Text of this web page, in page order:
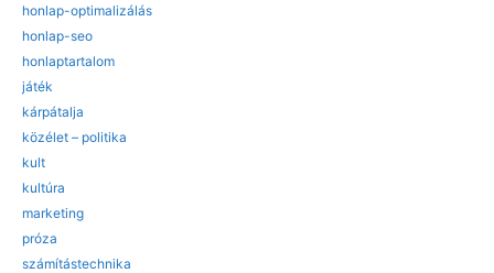
honlap-optimalizálás
honlap-seo
honlaptartalom
játék
kárpátalja
közélet – politika
kult
kultúra
marketing
próza
számítástechnika